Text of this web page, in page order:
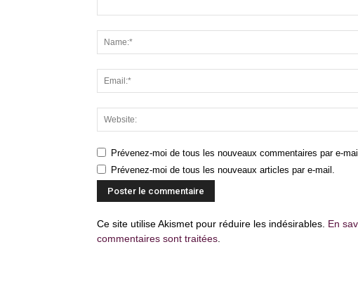
Prévenez-moi de tous les nouveaux commentaires par e-
Prévenez-moi de tous les nouveaux articles par e-mail.
Ce site utilise Akismet pour réduire les indésirables. En
commentaires sont traitées